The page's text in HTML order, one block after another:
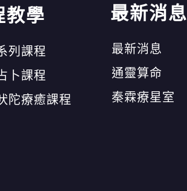
教學
列課程
卜課程
陀療癒課程
最新消息
最新消息
通靈算命
秦霖療星室